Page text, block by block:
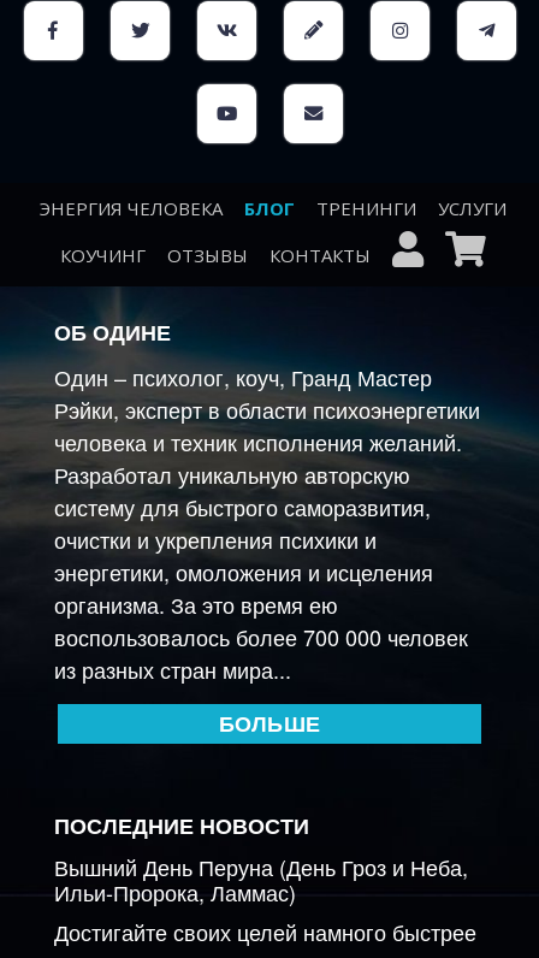
ЭНЕРГИЯ ЧЕЛОВЕКА БЛОГ ТРЕНИНГИ
УСЛУГИ
КОУЧИНГ
ОТЗЫВЫ КОНТАКТЫ
ОБ ОДИНЕ
Один – психолог, коуч, Гранд Мастер
Рэйки, эксперт в области психоэнергетики
человека и техник исполнения желаний.
Разработал уникальную авторскую
систему для быстрого саморазвития,
очистки и укрепления психики и
энергетики, омоложения и исцеления
организма. За это время ею
воспользовалось более 700 000 человек
из разных стран мира...
БОЛЬШЕ
ПОСЛЕДНИЕ НОВОСТИ
Вышний День Перуна (День Гроз и Неба,
Ильи-Пророка, Ламмас)
Достигайте своих целей намного быстрее